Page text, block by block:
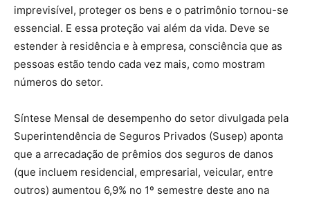
imprevisível, proteger os bens e o patrimônio tornou-se
essencial. E essa proteção vai além da vida. Deve se
estender à residência e à empresa, consciência que as
pessoas estão tendo cada vez mais, como mostram
números do setor.
Síntese Mensal de desempenho do setor divulgada pela
Superintendência de Seguros Privados (Susep) aponta
que a arrecadação de prêmios dos seguros de danos
(que incluem residencial, empresarial, veicular, entre
outros) aumentou 6,9% no 1º semestre deste ano na